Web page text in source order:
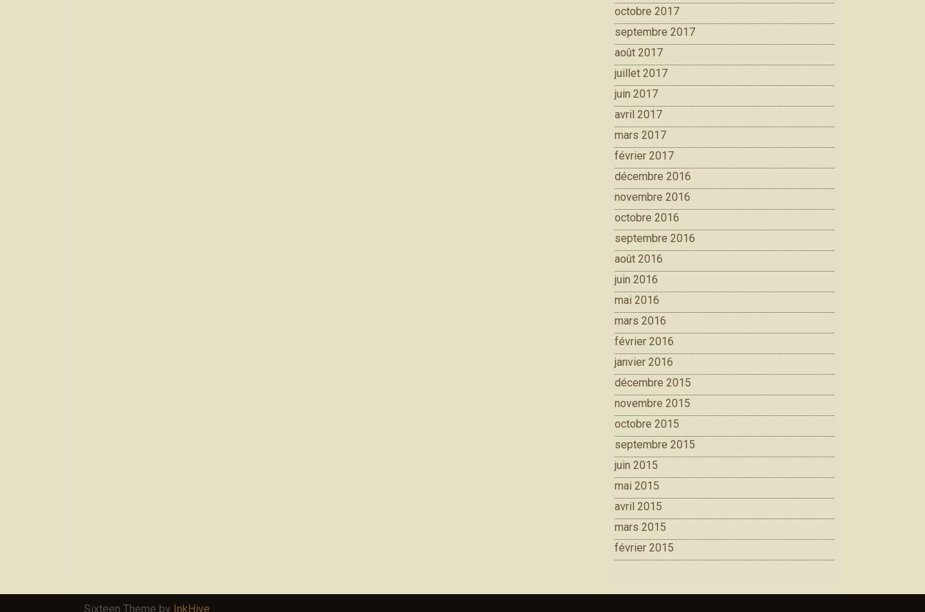
octobre 2017
septembre 2017
août 2017
juillet 2017
juin 2017
avril 2017
mars 2017
février 2017
décembre 2016
novembre 2016
octobre 2016
septembre 2016
août 2016
juin 2016
mai 2016
mars 2016
février 2016
janvier 2016
décembre 2015
novembre 2015
octobre 2015
septembre 2015
juin 2015
mai 2015
avril 2015
mars 2015
février 2015
Sixteen Theme by InkHive